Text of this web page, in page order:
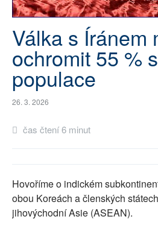
PŘÍSPĚVKY NA PROVOZ
SOCIÁLNÍ SÍTĚ
RUBRIKY
Válka s Íránem
ochromit 55 %
populace
26. 3. 2026
čas čtení 6 minut
Hovoříme o indickém
obou Koreách a členských
jihovýchodní Asie (ASEAN).